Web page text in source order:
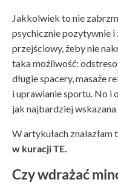
Jakkolwiek to nie
psychicznie pozytywnie i
przejściowy, żeby nie
taka możliwość:
długie spacery, masaże
i uprawianie sportu. No i
jak najbardziej
W artykułach znalazłam
w kuracji TE.
Czy wdrażać